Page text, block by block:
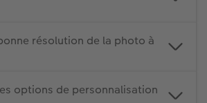
résolution de la photo à
options de personnalisation